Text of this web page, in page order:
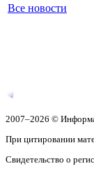
Все новости
2007–2026 ©
При цитировании
Свидетельство о